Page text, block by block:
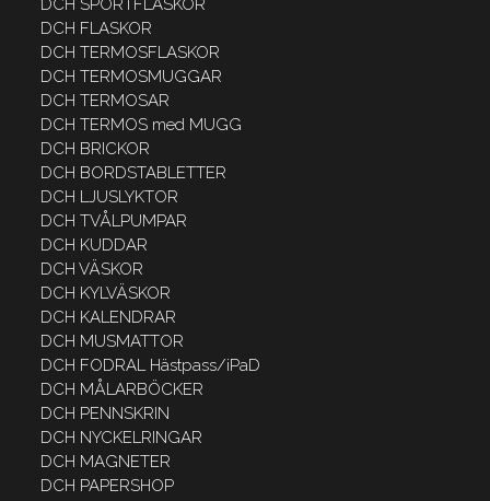
DCH SPORTFLASKOR
DCH FLASKOR
DCH TERMOSFLASKOR
DCH TERMOSMUGGAR
DCH TERMOSAR
DCH TERMOS med MUGG
DCH BRICKOR
DCH BORDSTABLETTER
DCH LJUSLYKTOR
DCH TVÅLPUMPAR
DCH KUDDAR
DCH VÄSKOR
DCH KYLVÄSKOR
DCH KALENDRAR
DCH MUSMATTOR
DCH FODRAL Hästpass/iPaD
DCH MÅLARBÖCKER
DCH PENNSKRIN
DCH NYCKELRINGAR
DCH MAGNETER
DCH PAPERSHOP